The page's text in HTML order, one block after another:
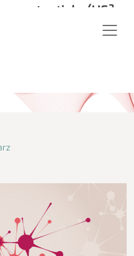
(HS³
für angewandte